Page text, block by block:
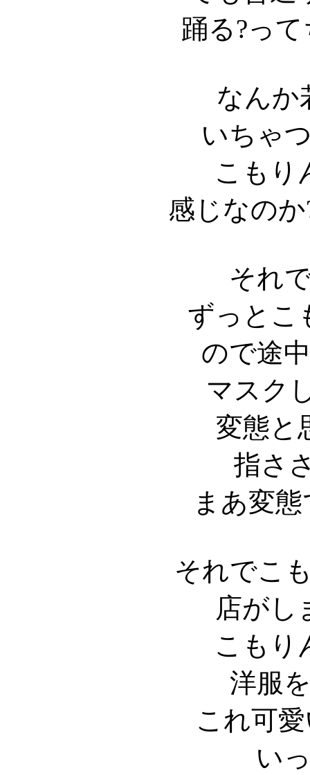
踊る?っ
なんか
いちゃ
こもり
感じなの
それ
ずっとこ
ので途
マスク
変態と
指さ
まあ変
それでこ
店がし
こもり
洋服
これ可
い